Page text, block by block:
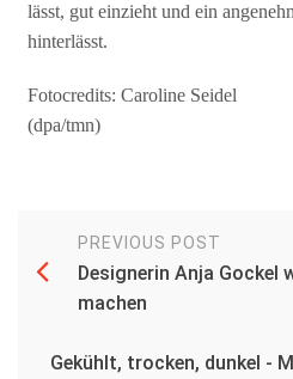
lässt, gut einzieht und ein
hinterlässt.
Fotocredits: Caroline Seidel
(dpa/tmn)
PREVIOUS POST
Designerin Anja Gockel
machen
Gekühlt, trocken, dunkel -